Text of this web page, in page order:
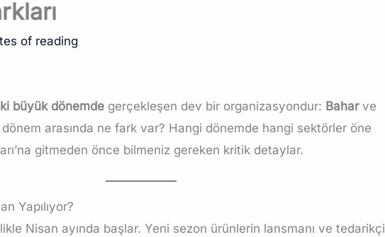
of reading
büyük dönemde gerçekleşen dev bir organizasyondur: Baharve
arasında ne fark var? Hangi dönemde hangi sektörler öne
gitmeden önce bilmeniz gereken kritik detaylar.
Yapılıyor?
Nisan ayında başlar. Yeni sezon ürünlerin lansmanı ve tedarikçi